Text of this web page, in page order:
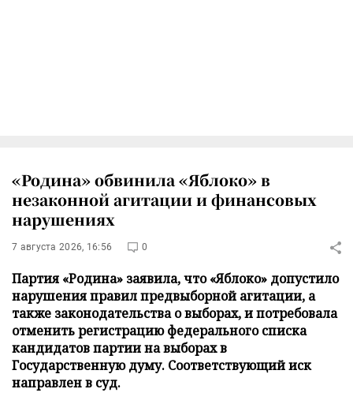
«Родина» обвинила «Яблоко» в
незаконной агитации и финансовых
нарушениях
7 августа 2026, 16:56 0
Партия «Родина» заявила, что «Яблоко» допустило
нарушения правил предвыборной агитации, а
также законодательства о выборах, и потребовала
отменить регистрацию федерального списка
кандидатов партии на выборах в
Государственную думу. Соответствующий иск
направлен в суд.